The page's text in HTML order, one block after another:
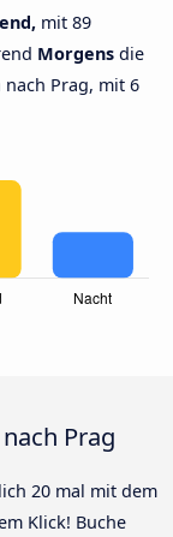
mit 89
Morgens die
Prag, mit 6
Prag
20 mal mit dem
Klick! Buche